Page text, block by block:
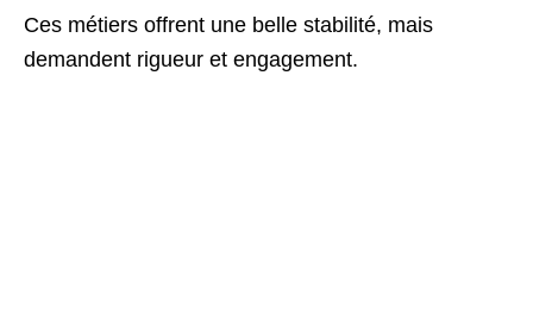
Ces métiers offrent une belle stabilité, mais
demandent rigueur et engagement.